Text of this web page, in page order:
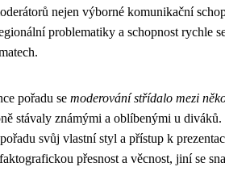
nejen výborné komunikační
problematiky a schopnost rychle
pořadu se moderování střídalo mezi
stávaly známými a oblíbenými u
svůj vlastní styl a přístup k
přesnost a věcnost, jiní se